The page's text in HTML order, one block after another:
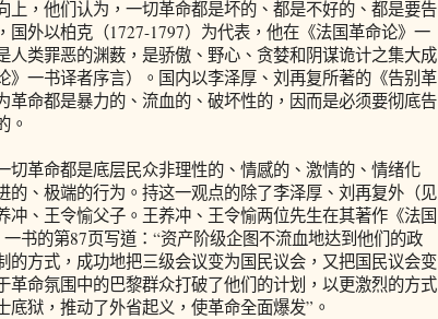
上，他们认为，一切革命都是坏的、都是不好的、都是要告
国外以柏克（1727-1797）为代表，他在《法国革命论》一
人类罪恶的渊薮，是骄傲、野心、贪婪和阴谋诡计之集大成
》一书译者序言）。国内以李泽厚、刘再复所著的《告别革
革命都是暴力的、流血的、破坏性的，因而是必须要彻底告
。
革命都是底层民众非理性的、情感的、激情的、情绪化
的、极端的行为。持这一观点的除了李泽厚、刘再复外（见
冲、王令愉父子。王养冲、王令愉两位先生在其著作《法国
书的第87页写道：“资产阶级企图不流血地达到他们的政
的方式，成功地把三级会议变为国民议会，又把国民议会变
革命氛围中的巴黎群众打破了他们的计划，以更激烈的方式
底狱，推动了外省起义，使革命全面爆发”。